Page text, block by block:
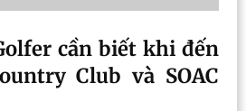
cần biết khi đến
Club và SOAC